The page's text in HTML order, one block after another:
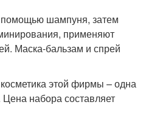
шампуня, затем
применяют
Маска-бальзам и спрей
этой фирмы – одна
набора составляет